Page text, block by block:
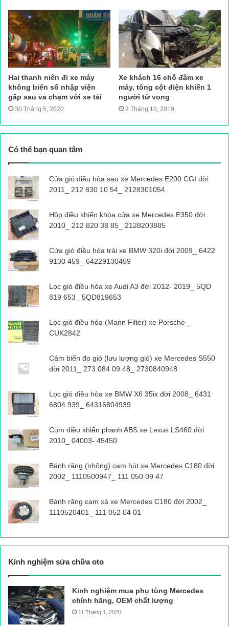
Hai thanh niên đi xe máy
không biển số nhập viện
gấp sau va chạm với xe tải
30 Tháng 5, 2020
Xe khách 16 chỗ đâm xe
máy, tông cột điện khiến 1
người tử vong
2 Tháng 10, 2019
Có thể bạn quan tâm
Cửa gió điều hòa sau xe Mercedes E200 CGI đời
2011_ 212 830 10 54_ 2128301054
Hộp điều khiển khóa cửa xe Mercedes E350 đời
2010_ 212 820 38 85_ 2128203885
Cửa gió điều hòa trái xe BMW 320i đời 2009_ 6422
9130 459_ 64229130459
Lọc gió điều hòa xe Audi A3 đời 2012- 2019_ 5QD
819 653_ 5QD819653
Lọc gió điều hòa (Mann Filter) xe Porsche _
CUK2842
Cảm biến đo gió (lưu lượng gió) xe Mercedes S550
đời 2011_ 273 084 09 48_ 2730840948
Lọc gió điều hòa xe BMW X6 35ix đời 2008_ 6431
6804 939_ 64316804939
Cụm điều khiển phanh ABS xe Lexus LS460 đời
2010_ 04003- 45450
Bánh răng (nhông) cam hút xe Mercedes C180 đời
2002_ 1110500947_ 111 050 09 47
Bánh răng cam xả xe Mercedes C180 đời 2002_
1110520401_ 111 052 04 01
Kinh nghiệm sửa chữa oto
Kinh nghiệm mua phụ tùng Mercedes
chính hãng, OEM chất lượng
11 Tháng 1, 2020